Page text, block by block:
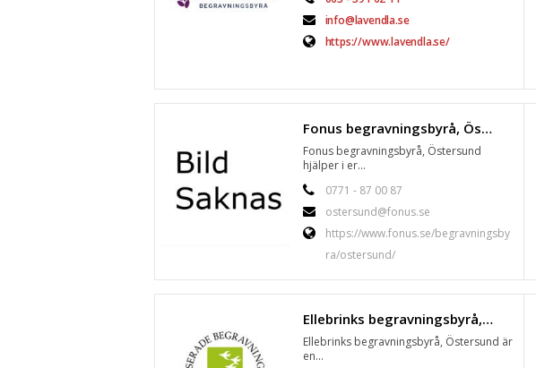
info@lavendla.se
https://www.lavendla.se/
Fonus begravningsbyrå, Östersund
Fonus begravningsbyrå, Östersund
hjälper i er...
0771 - 87 00 87
ostersund@fonus.se
https://www.fonus.se/begravningsby
ra/ostersund/
Ellebrinks begravningsbyrå, Östersund
Ellebrinks begravningsbyrå, Östersund är
en...